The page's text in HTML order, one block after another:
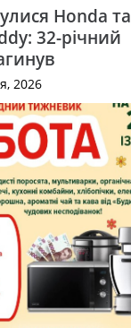
Honda та
32-річний
2026